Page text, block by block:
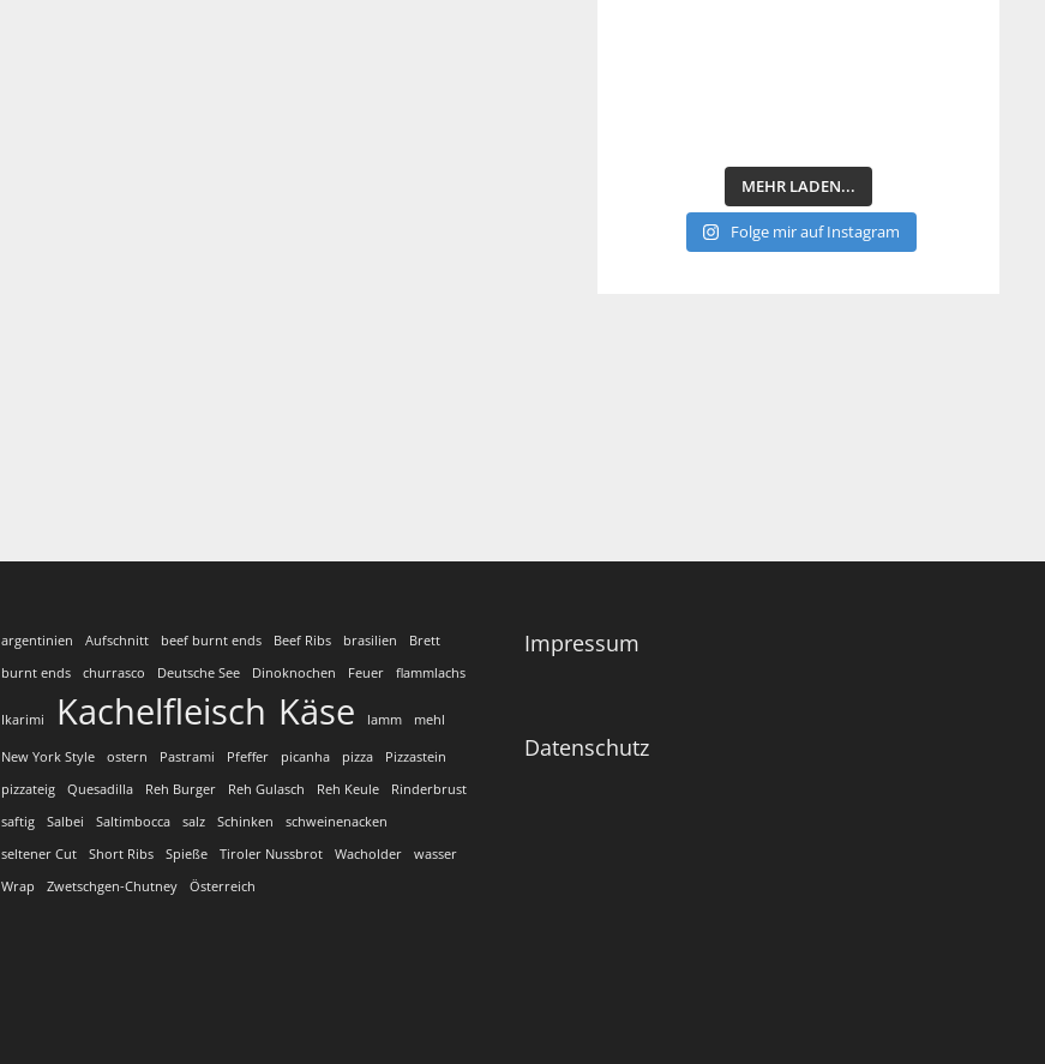
MEHR LADEN...
Folge mir auf Instagram
argentinien Aufschnitt beef burnt ends Beef Ribs brasilien
Brett
burnt ends
churrasco Deutsche See Dinoknochen Feuer flammlachs
Ikarimi Kachelfleisch Käse lamm mehl
New York Style ostern Pastrami Pfeffer picanha pizza
Pizzastein
pizzateig
Quesadilla Reh Burger Reh Gulasch Reh Keule
Rinderbrust
saftig
Salbei Saltimbocca salz Schinken
schweinenacken
seltener Cut
Short Ribs Spieße Tiroler Nussbrot Wacholder
wasser
Wrap
Zwetschgen-Chutney Österreich
Impressum
Datenschutz